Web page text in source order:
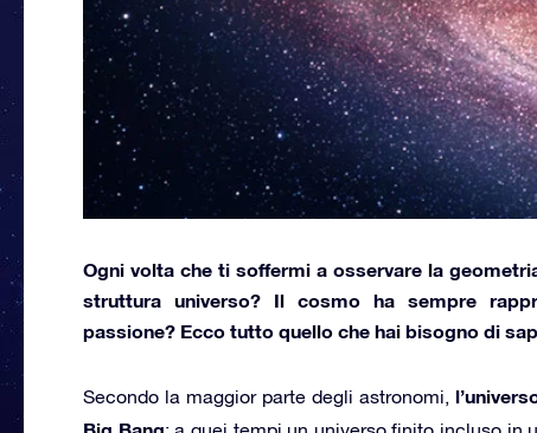
Ogni volta che ti soffermi a osservare la
struttura universo? Il cosmo ha sempre
passione? Ecco tutto quello che hai bisogno di
Secondo la maggior parte degli astronomi,